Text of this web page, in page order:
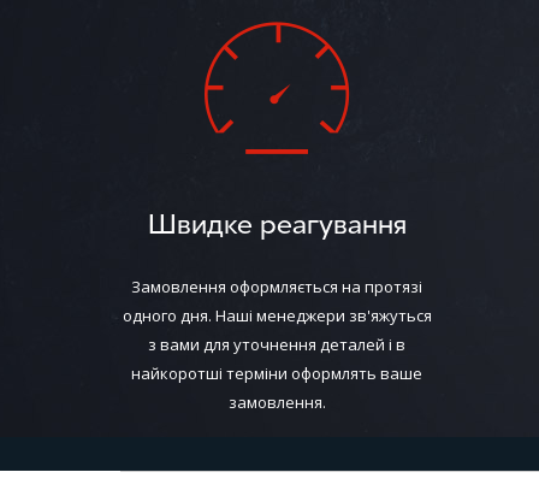
Швидке реагування
Замовлення оформляється на протязі
одного дня. Наші менеджери зв'яжуться
з вами для уточнення деталей і в
найкоротші терміни оформлять ваше
замовлення.